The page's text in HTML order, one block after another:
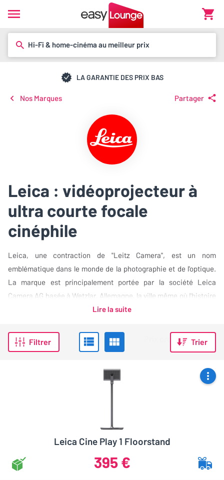
Hi-Fi & home-cinéma au meilleur prix
LA GARANTIE DES PRIX BAS
Nos Marques Partager
Leica : vidéoprojecteur à
ultra courte focale
cinéphile
Leica, une contraction de "Leitz Camera", est un nom
emblématique dans le monde de la photographie et de l'optique.
La marque est principalement portée par la société Leica
Camera AG basée à Wetzlar, Allemagne, la ville même où l'histoire
fascinante de Leica a commencé.…
Lire la suite
Filtrer Trier
Leica Cine Play 1 Floorstand
395 €